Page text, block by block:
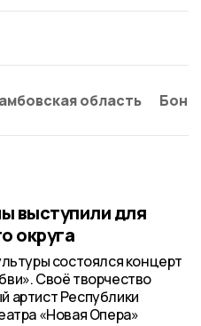
область
выступили для
округа
состоялся концерт
Своё творчество
артист Республики
«Новая Опера»